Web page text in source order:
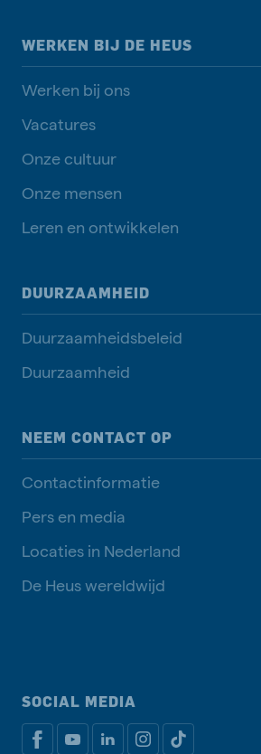
WERKEN BIJ DE HEUS
Werken bij ons
Vacatures
Onze cultuur
Onze mensen
Leren en ontwikkelen
DUURZAAMHEID
Duurzaamheidsbeleid
Duurzaamheid
NEEM CONTACT OP
Contactinformatie
Pers en media
Locaties in Nederland
De Heus wereldwijd
SOCIAL MEDIA